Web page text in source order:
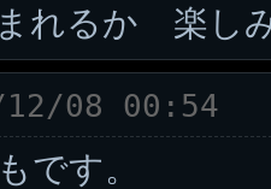
れるか 楽し
12/08 00:54
です。